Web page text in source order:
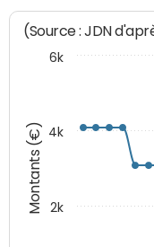
Montants (€)
(Source : JDN
2k
4k
6k